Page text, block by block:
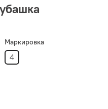
Маркировка
4